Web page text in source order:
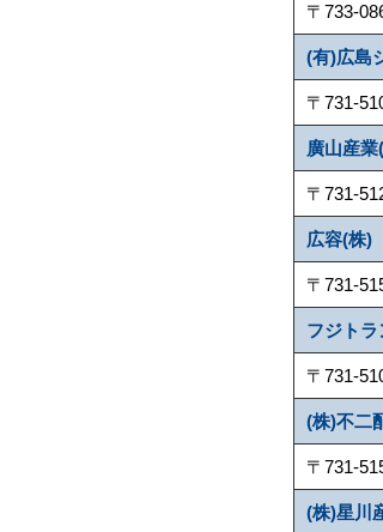
〒733-
(有)広島
〒731-
廣山産業
〒731-
広容(株)
〒731-
フジト
〒731-
(株)不二
〒731-
(株)星川